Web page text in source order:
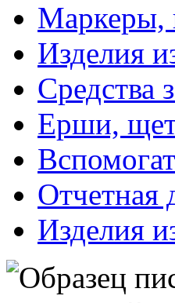
Маркеры,
Изделия
Средства
Ерши,
Отчетная
Изделия